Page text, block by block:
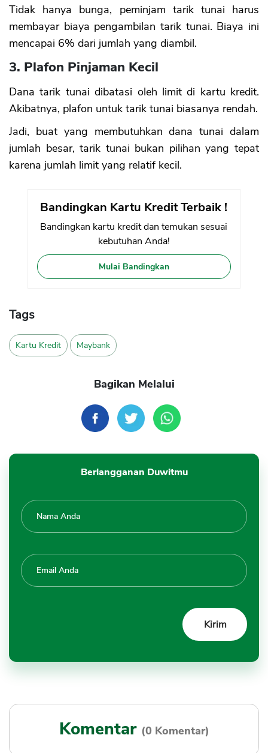
Tidak hanya bunga, peminjam tarik tunai harus
membayar biaya pengambilan tarik tunai. Biaya ini
mencapai 6% dari jumlah yang diambil.
3. Plafon Pinjaman Kecil
Dana tarik tunai dibatasi oleh limit di kartu kredit.
Akibatnya, plafon untuk tarik tunai biasanya rendah.
Jadi, buat yang membutuhkan dana tunai dalam
jumlah besar, tarik tunai bukan pilihan yang tepat
karena jumlah limit yang relatif kecil.
Bandingkan Kartu Kredit Terbaik !
Bandingkan kartu kredit dan temukan sesuai
kebutuhan Anda!
Mulai Bandingkan
Tags
Kartu Kredit Maybank
Bagikan Melalui
Berlangganan Duwitmu
Komentar (0 Komentar)